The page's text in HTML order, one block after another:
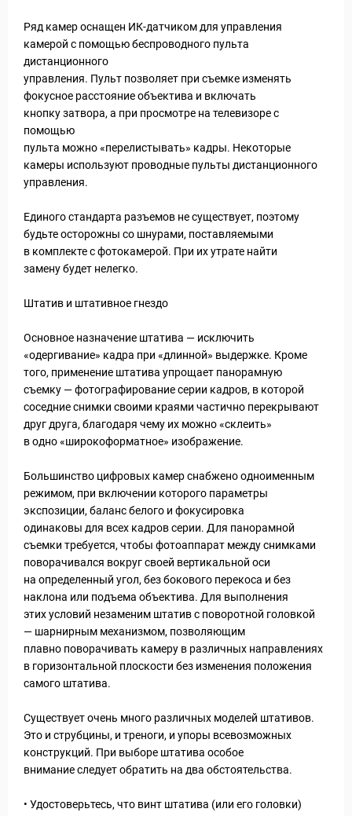
Ряд камер оснащен ИК-датчиком для управления
камерой с помощью беспроводного пульта
дистанционного
управления. Пульт позволяет при съемке изменять
фокусное расстояние объектива и включать
кнопку затвора, а при просмотре на телевизоре с
помощью
пульта можно «перелистывать» кадры. Некоторые
камеры используют проводные пульты дистанционного
управления.
Единого стандарта разъемов не существует, поэтому
будьте осторожны со шнурами, поставляемыми
в комплекте с фотокамерой. При их утрате найти
замену будет нелегко.
Штатив и штативное гнездо
Основное назначение штатива — исключить
«одергивание» кадра при «длинной» выдержке. Кроме
того, применение штатива упрощает панорамную
съемку — фотографирование серии кадров, в которой
соседние снимки своими краями частично перекрывают
друг друга, благодаря чему их можно «склеить»
в одно «широкоформатное» изображение.
Большинство цифровых камер снабжено одноименным
режимом, при включении которого параметры
экспозиции, баланс белого и фокусировка
одинаковы для всех кадров серии. Для панорамной
съемки требуется, чтобы фотоаппарат между снимками
поворачивался вокруг своей вертикальной оси
на определенный угол, без бокового перекоса и без
наклона или подъема объектива. Для выполнения
этих условий незаменим штатив с поворотной головкой
— шарнирным механизмом, позволяющим
плавно поворачивать камеру в различных направлениях
в горизонтальной плоскости без изменения положения
самого штатива.
Существует очень много различных моделей штативов.
Это и струбцины, и треноги, и упоры всевозможных
конструкций. При выборе штатива особое
внимание следует обратить на два обстоятельства.
• Удостоверьтесь, что винт штатива (или его головки)